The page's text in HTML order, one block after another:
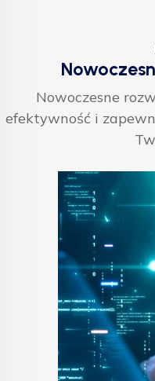
Nowoczesne
efektywność i